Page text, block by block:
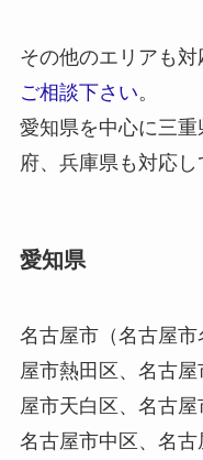
その他のエリアも
ご相談下さい。
愛知県を中心に三
府、兵庫県も対応し
愛知県
名古屋市（名古屋
屋市熱田区、名古
屋市天白区、名古屋
名古屋市中区、名古